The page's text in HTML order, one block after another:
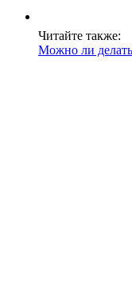
Читайте также:
Можно ли